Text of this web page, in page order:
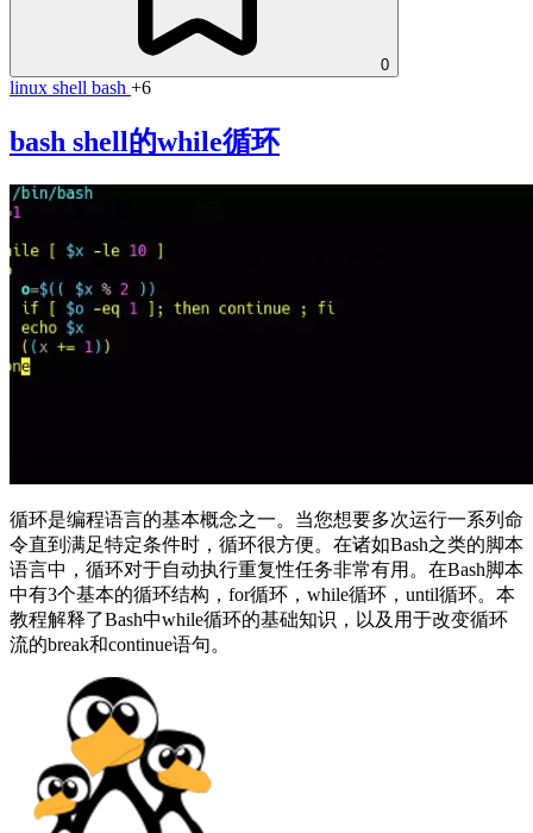
0
linux shell bash +6
bash shell的while循环
循环是编程语言的基本概念之一。当您想要多次运行一系列命
令直到满足特定条件时，循环很方便。在诸如Bash之类的脚本
语言中，循环对于自动执行重复性任务非常有用。在Bash脚本
中有3个基本的循环结构，for循环，while循环，until循环。本
教程解释了Bash中while循环的基础知识，以及用于改变循环
流的break和continue语句。